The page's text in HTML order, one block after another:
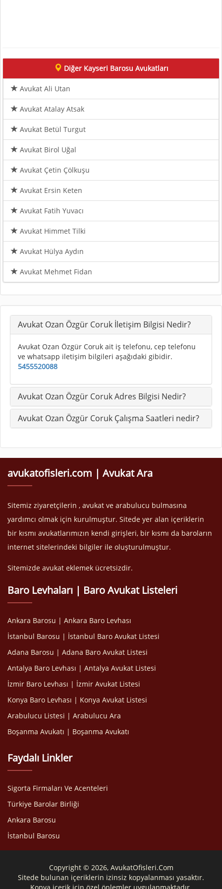
Diğer Kayseri Barosu Avukatları
Avukat Ali Utan
Avukat Atalay Atsak
Avukat Betül Turgut
Avukat Birol Uğal
Avukat Çetin Çölkuşu
Avukat Ersin Keten
Avukat Fatih Yuvacı
Avukat Himmet Tilki
Avukat Hülya Aydın
Avukat Mehmet Fidan
Avukat Ozan Özgür Coruk İletişim Bilgisi Nedir?
Avukat Ozan Özgür Coruk ait iş telefonu, cep telefonu
ve whatsapp iletişim bilgileri aşağıdaki gibidir.
5455520088
Avukat Ozan Özgür Coruk Adres Bilgisi Nedir?
Avukat Ozan Özgür Coruk Çalışma Saatleri nedir?
avukatofisleri.com | Avukat Ara
Sitemiz ziyaretçilerin , avukat ve arabulucu bulmasına
yardımcı olmak için kurulmuştur. Sitede yer alan içeriklerin
bir kısmı avukatlarımızın kendi girişleri, bir kısmı da baroların
internet sitelerindeki bilgiler ile oluşturulmuştur.
Sitemizde avukat eklemek ücretsizdir.
Baro Levhaları | Baro Avukat Listeleri
Ankara Barosu | Ankara Baro Levhası
İstanbul Barosu | İstanbul Baro Avukat Listesi
Adana Barosu | Adana Baro Avukat Listesi
Antalya Baro Levhası | Antalya Avukat Listesi
İzmir Baro Levhası | İzmir Avukat Listesi
Konya Baro Levhası | Konya Avukat Listesi
Arabulucu Listesi | Arabulucu Ara
Boşanma Avukatı | Boşanma Avukatı
Faydalı Linkler
Sigorta Firmaları Ve Acenteleri
Türkiye Barolar Birliği
Ankara Barosu
İstanbul Barosu
Copyright © 2026, AvukatOfisleri.Com
Sitede bulunan içeriklerin izinsiz kopyalanması yasaktır.